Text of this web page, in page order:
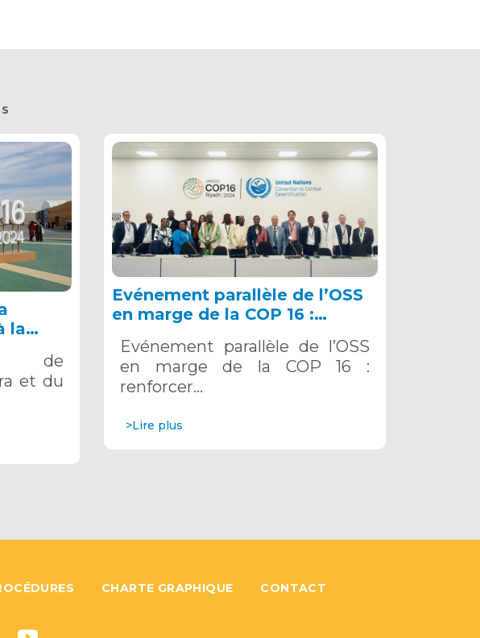
la
de
et du
Evénement parallèle de l’OSS
en marge de la COP 16 :
grâce aux Systèmes d’Alerte
Précoce Multirisques. 12
décembre 2024
Evénement parallèle de l’OSS
en marge de la COP 16 :
renforcer…
>Lire plus
CHARTE GRAPHIQUE CONTACT